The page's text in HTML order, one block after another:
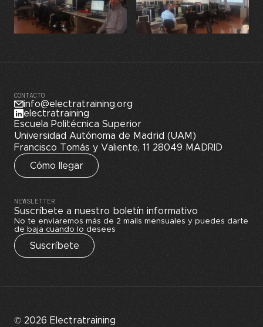
CONTACTO
info@electratraining.org
electratraining
Escuela Politécnica Superior
Universidad Autónoma de Madrid (UAM)
Francisco Tomás y Valiente, 11 28049 MADRID
Cómo llegar
NEWSLETTER
Suscríbete a nuestro boletín informativo
No te enviaremos más de 2 mails mensuales y puedes darte
de baja cuando lo desees
Suscríbete
© 2026 Electratraining